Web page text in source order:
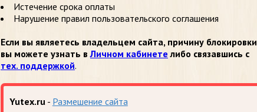
Истечение срока оплаты
Нарушение правил пользовательского соглашения
Если вы являетесь владельцем сайта, причину блокировки
вы можете узнать вЛичном кабинете либо связавшись с
тех. поддержкой.
Yutex.ru - Размешение сайта